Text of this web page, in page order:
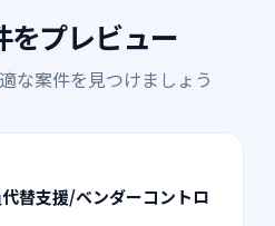
をプレビュー
な案件を見つけましょう
替支援/ベンダーコントロ